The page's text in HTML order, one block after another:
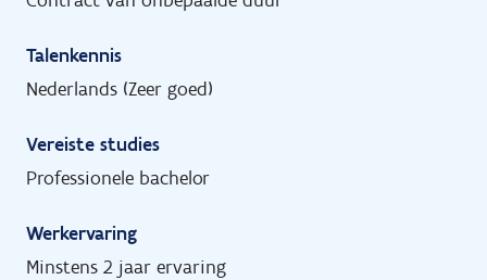
Talenkennis
Nederlands (Zeer goed)
Vereiste studies
Professionele bachelor
Werkervaring
Minstens 2 jaar ervaring